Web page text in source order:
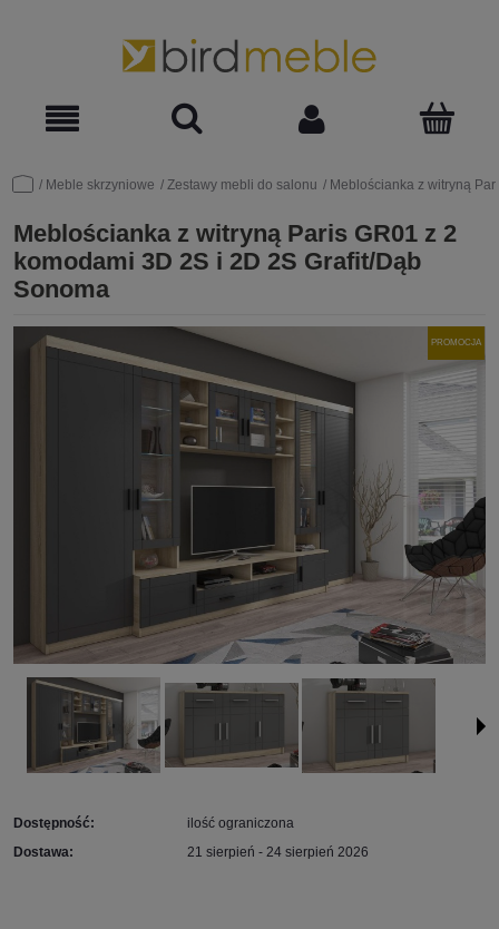
Meble skrzyniowe Zestawy mebli do salonu Meblościanka z witryną
Meblościanka z witryną Paris GR01 z 2
komodami 3D 2S i 2D 2S Grafit/Dąb
Sonoma
PROMOCJA
Dostępność:
ilość ograniczona
Dostawa:
21 sierpień - 24 sierpień 2026